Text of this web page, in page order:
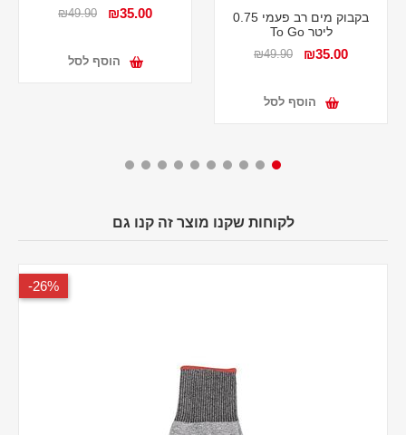
בקבוק מים רב פעמי 0.75
ליטר To Go
₪35.00
₪49.90
הוסף לסל
₪35.00
₪49.90
הוסף לסל
לקוחות שקנו מוצר זה קנו גם
26%-